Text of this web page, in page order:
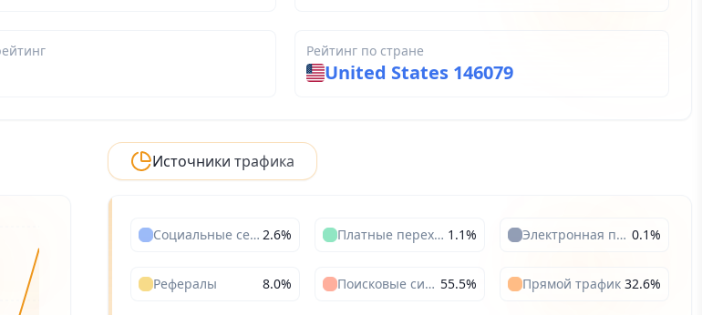
Рейтинг по стране
United States 146079
Источники трафика
Социальные сети 2.6% Платные переходы 1.1% Электронная почта 0.1%
Рефералы 8.0% Поисковые системы 55.5% Прямой трафик 32.6%